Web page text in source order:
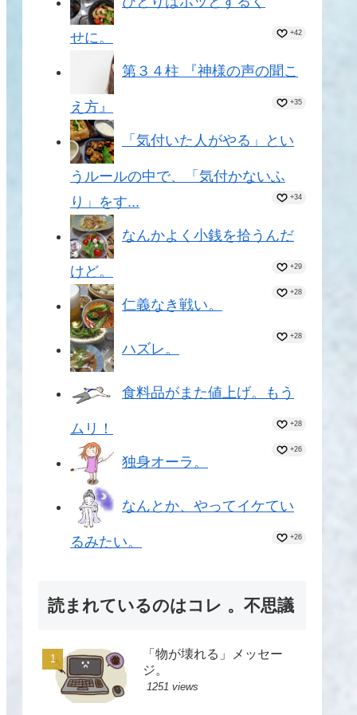
せに。 +42
第３４柱 『神様の声の聞こ
え方』 +35
「気付いた人がやる」とい
うルールの中で、「気付かないふ
り」をす...
+34
なんかよく小銭を拾うんだ
けど。 +29
仁義なき戦い。
+28
ハズレ。
+28
食料品がまた値上げ。もう
ムリ！ +28
独身オーラ。
+26
なんとか、やってイケてい
るみたい。 +26
読まれているのはコレ 。不思議
「物が壊れる」メッセー
ジ。
1251 views